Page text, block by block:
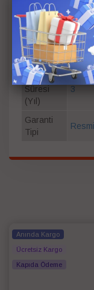
Litre
2.0
Güç
1000
Renk
Siyah
Garanti
Süresi
(Yıl)
3
Garanti
Tipi
Anında Kargo
Ücretsiz Kargo
Kapıda Ödeme